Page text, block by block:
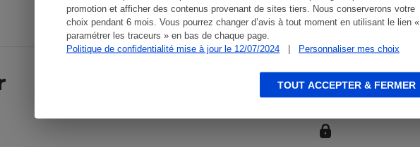
promotion et afficher des contenus provenant de sites tiers. Nous conserverons votre
choix pendant 6 mois. Vous pourrez changer d’avis à tout moment en utilisant le lien «
paramétrer les traceurs » en bas de chaque page.
Politique de confidentialité mise à jour le 12/07/2024
| Personnaliser mes choix
TOUT ACCEPTER & FERMER